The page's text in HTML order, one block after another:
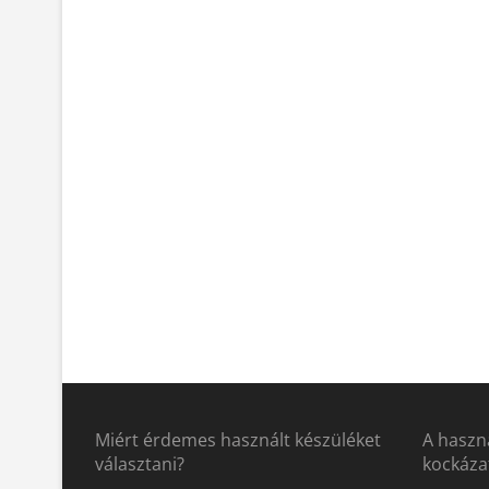
Miért érdemes használt készüléket
választani?
A